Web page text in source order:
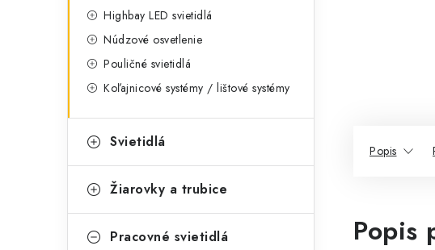
Highbay LED svietidlá
Núdzové osvetlenie
Pouličné svietidlá
Koľajnicové systémy / lištové systémy
Svietidlá
Žiarovky a trubice
Pracovné svietidlá
Popis
Popis